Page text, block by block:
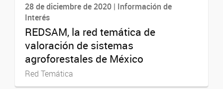
28 de diciembre de 2020 | Información de
Interés
REDSAM, la red temática de
valoración de sistemas
agroforestales de México
Red Temática